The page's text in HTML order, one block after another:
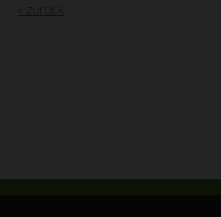
« zurück